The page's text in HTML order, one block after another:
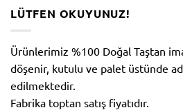
LÜTFEN OKUYUNUZ!
Ürünlerimiz %100 Doğal Taştan
döşenir, kutulu ve palet üstünde
edilmektedir.
Fabrika toptan satış fiyatıdır.